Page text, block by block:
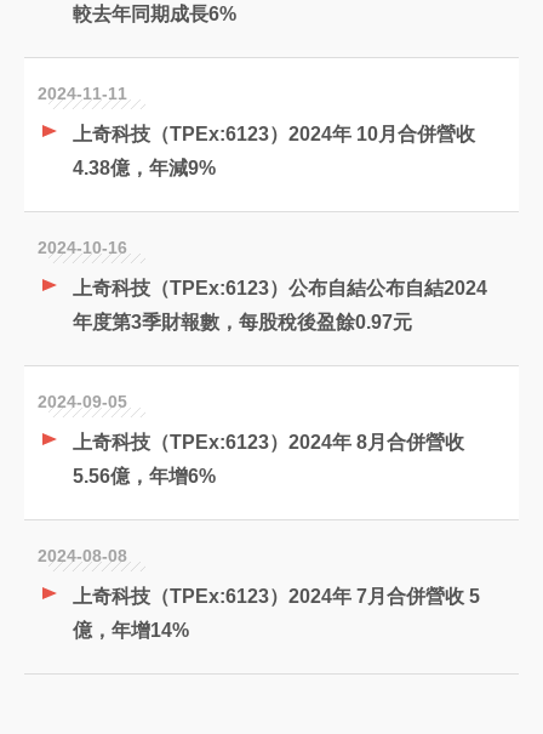
較去年同期成長6%
2024-11-11
上奇科技（TPEx:6123）2024年 10月合併營收
4.38億，年減9%
2024-10-16
上奇科技（TPEx:6123）公布自結公布自結2024
年度第3季財報數，每股稅後盈餘0.97元
2024-09-05
上奇科技（TPEx:6123）2024年 8月合併營收
5.56億，年增6%
2024-08-08
上奇科技（TPEx:6123）2024年 7月合併營收 5
億，年增14%